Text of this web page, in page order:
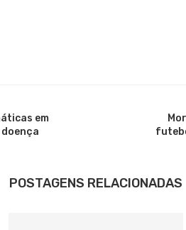
em
POSTAGENS RELACIONADAS